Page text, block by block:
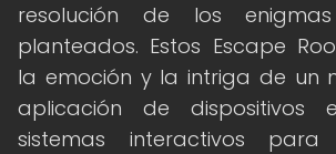
resolución de los
planteados. Estos Escape
la emoción y la intriga de un
aplicación de dispositivos
sistemas interactivos